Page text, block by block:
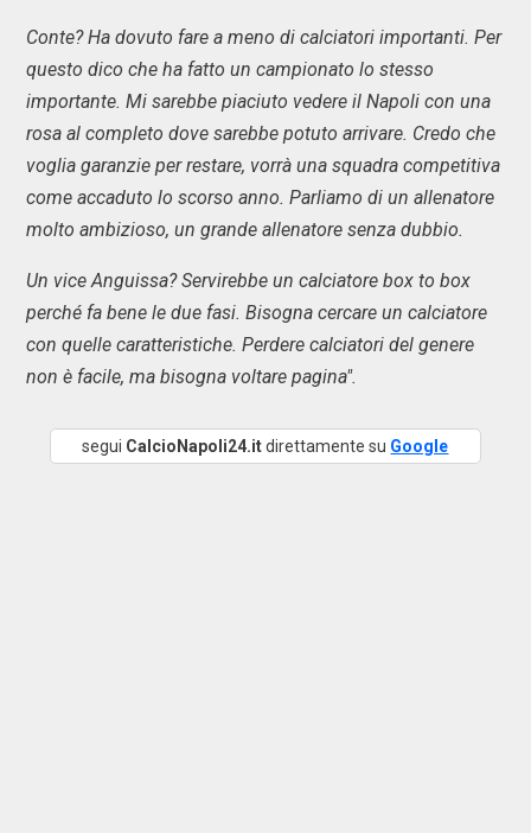
Conte? Ha dovuto fare a meno di calciatori importanti. Per
questo dico che ha fatto un campionato lo stesso
importante. Mi sarebbe piaciuto vedere il Napoli con una
rosa al completo dove sarebbe potuto arrivare. Credo che
voglia garanzie per restare, vorrà una squadra competitiva
come accaduto lo scorso anno. Parliamo di un allenatore
molto ambizioso, un grande allenatore senza dubbio.
Un vice Anguissa? Servirebbe un calciatore box to box
perché fa bene le due fasi. Bisogna cercare un calciatore
con quelle caratteristiche. Perdere calciatori del genere
non è facile, ma bisogna voltare pagina".
segui CalcioNapoli24.itdirettamente su Google